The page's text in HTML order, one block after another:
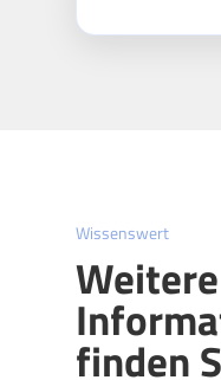
Wissenswert
Weitere
finden